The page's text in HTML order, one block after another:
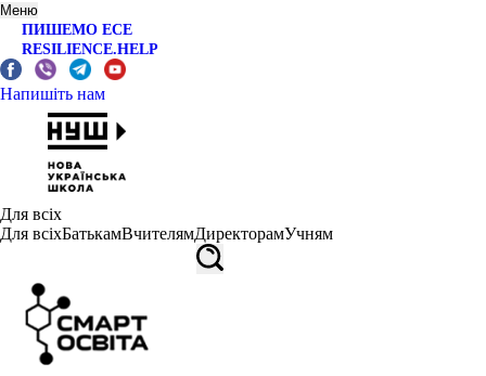
Меню
ПИШЕМО ЕСЕ
RESILIENCE.HELP
Напишіть нам
Для всіх
Для всіхБатькамВчителямДиректорамУчням